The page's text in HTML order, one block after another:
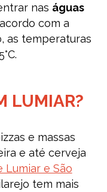
nas águas
com a
as temperaturas
LUMIAR?
e massas
e até cerveja
Lumiar e São
tem mais